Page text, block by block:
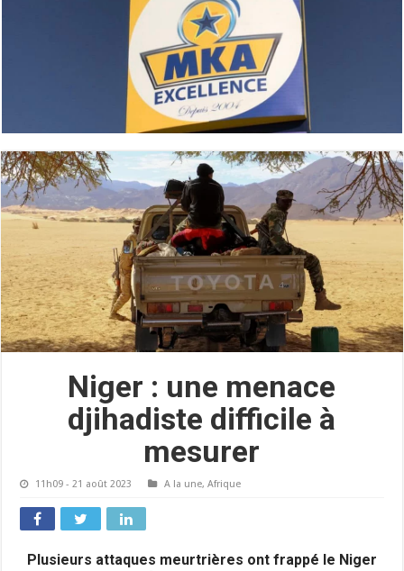
Niger : une menace
djihadiste difficile à
mesurer
11h09 - 21 août 2023 A la une,Afrique
Plusieurs attaques meurtrières ont frappé le Niger